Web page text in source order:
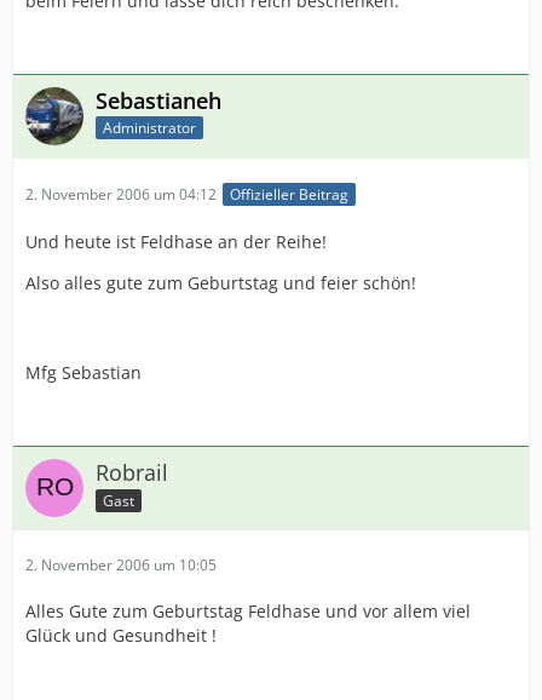
Sebastianeh
Administrator
2. November 2006 um 04:12 Offizieller Beitrag
Und heute ist Feldhase an der Reihe!
Also alles gute zum Geburtstag und feier schön!
Mfg Sebastian
Robrail
Gast
2. November 2006 um 10:05
Alles Gute zum Geburtstag Feldhase und vor allem viel
Glück und Gesundheit !